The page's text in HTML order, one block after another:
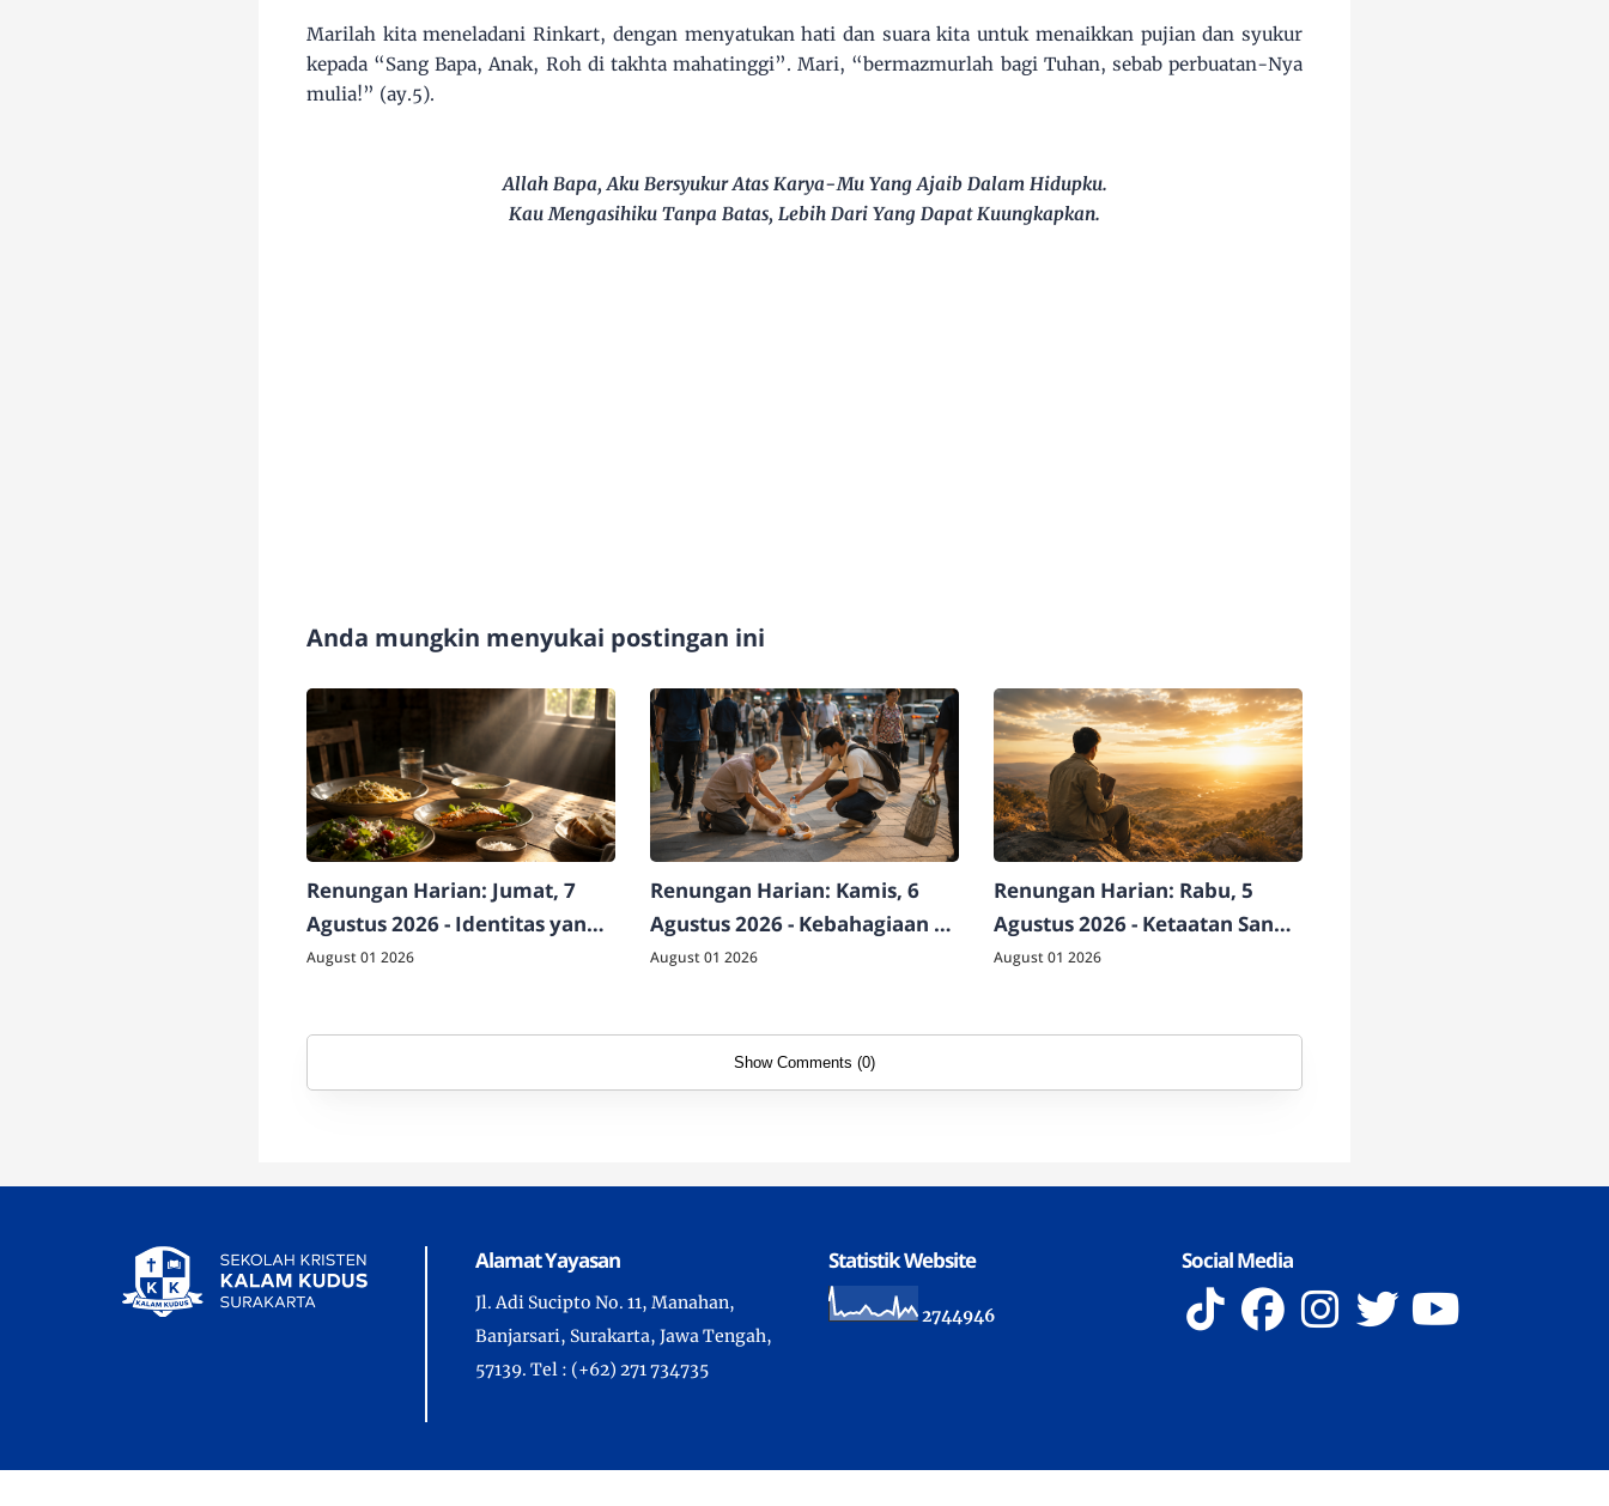
Marilah kita meneladani Rinkart, dengan menyatukan hati dan suara kita untuk menaikkan pujian dan syukur
kepada “Sang Bapa, Anak, Roh di takhta mahatinggi”. Mari, “bermazmurlah bagi Tuhan, sebab perbuatan-Nya
mulia!” (ay.5).
Allah Bapa, Aku Bersyukur Atas Karya-Mu Yang Ajaib Dalam Hidupku.
Kau Mengasihiku Tanpa Batas, Lebih Dari Yang Dapat Kuungkapkan.
Anda mungkin menyukai postingan ini
Renungan Harian: Jumat, 7
Agustus 2026 - Identitas yang
Berdampak
August 01 2026
Renungan Harian: Kamis, 6
Agustus 2026 - Kebahagiaan di
Luar Logika Dunia
August 01 2026
Renungan Harian: Rabu, 5
Agustus 2026 - Ketaatan Sang
Raja Sejati
August 01 2026
Show Comments (0)
Alamat Yayasan
Jl. Adi Sucipto No. 11, Manahan,
Banjarsari, Surakarta, Jawa Tengah,
57139. Tel : (+62) 271 734735
Statistik Website
2744946
Social Media